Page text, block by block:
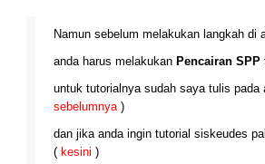
Namun sebelum melakukan langkah di
anda harus melakukan Pencairan SPP
untuk tutorialnya sudah saya tulis pada
sebelumnya)
dan jika anda ingin tutorial siskeudes
( kesini )